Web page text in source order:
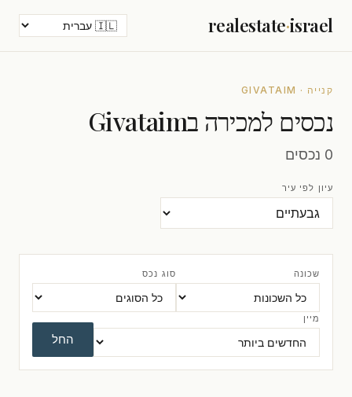
realestate·israel
קנייה · GIVATAIM
נכסים למכירה בGivataim
0 נכסים
עיון לפי עיר
שכונה סוג נכס
מיין
החל